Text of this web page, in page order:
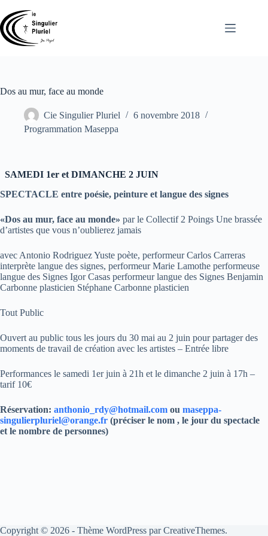
au
contenu
Dos au mur, face au monde
Cie Singulier Pluriel
6 novembre 2018
Programmation Maseppa
SAMEDI 1er et DIMANCHE 2 JUIN
SPECTACLE entre poésie, peinture et langue des signes
«Dos au mur, face au monde» par le Collectif 2 Poings Une brassée
d’artistes que vous n’oublierez jamais
avec Antonio Rodriguez Yuste poète, performeur Carlos Carreras
interprète langue des signes, performeur Marie Lamothe performeuse
langue des Signes Igor Casas performeur langue des Signes Benjamin
Carbonne plasticien Stéphane Carbonne plasticien
Tout Public
Ouvert au public tous les jours du 30 mai au 2 juin pour partager des
moments de travail de création avec les artistes – Entrée libre
Performances le samedi 1er juin à 21h et le dimanche 2 juin à 17h –
tarif 10€
Réservation: anthonio_rdy@hotmail.com ou maseppa-
singulierpluriel@orange.fr (préciser le nom , le jour du spectacle
et le nombre de personnes)
Copyright © 2026 - Thème WordPress parCreativeThemes.